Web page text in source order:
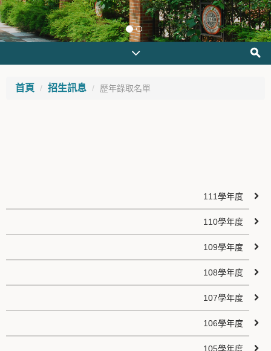
首頁 招生訊息 歷年錄取名單
111學年度
110學年度
109學年度
108學年度
107學年度
106學年度
105學年度